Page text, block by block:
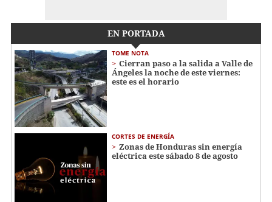
EN PORTADA
TOME NOTA
Cierran paso a la salida a Valle de
Ángeles la noche de este viernes:
este es el horario
CORTES DE ENERGÍA
Zonas de Honduras sin energía
eléctrica este sábado 8 de agosto